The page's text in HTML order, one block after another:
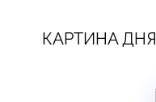
КАРТИНА ДНЯ